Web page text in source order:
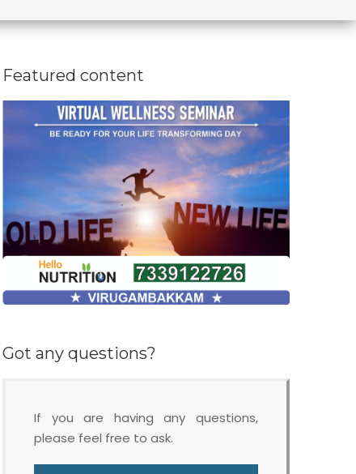
Featured content
Got any questions?
If you are having any questions,
please feel free to ask.